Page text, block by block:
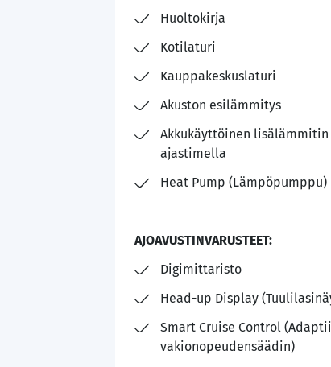
Huoltokirja
Kotilaturi
Kauppakeskuslaturi
Akuston esilämmitys
Akkukäyttöinen lisälämmitin
ajastimella
Heat Pump (Lämpöpumppu)
AJOAVUSTINVARUSTEET:
Digimittaristo
Head-up Display
Smart Cruise Control
vakionopeudensäädin)